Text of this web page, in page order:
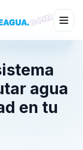
agua
en tu